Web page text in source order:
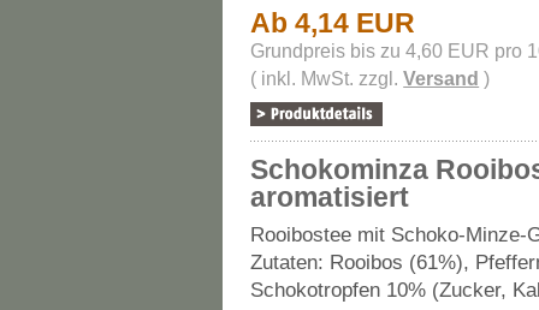
Ab 4,14 EUR
Grundpreis bis zu 4,60 EUR pro
( inkl. MwSt. zzgl.Versand )
Schokominza
aromatisiert
Rooibostee mit Schoko-Minze-
Zutaten: Rooibos (61%),
Schokotropfen 10% (Zucker,